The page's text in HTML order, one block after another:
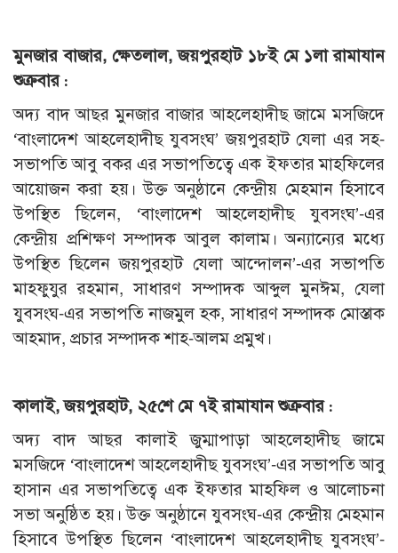
মুনজার বাজার, ক্ষেতলাল, জয়পুরহাট ১৮ই মে ১লা রামাযান
শুক্রবার :
অদ্য বাদ আছর মুনজার বাজার আহলেহাদীছ জামে মসজিদে
‘বাংলাদেশ আহলেহাদীছ যুবসংঘ’ জয়পুরহাট যেলা এর সহ-
সভাপতি আবু বকর এর সভাপতিত্বে এক ইফতার মাহফিলের
আয়োজন করা হয়। উক্ত অনুষ্ঠানে কেন্দ্রীয় মেহমান হিসাবে
উপস্থিত ছিলেন, ‘বাংলাদেশ আহলেহাদীছ যুবসংঘ’-এর
কেন্দ্রীয় প্রশিক্ষণ সম্পাদক আবুল কালাম। অন্যান্যের মধ্যে
উপস্থিত ছিলেন জয়পুরহাট যেলা আন্দোলন’-এর সভাপতি
মাহফুযুর রহমান, সাধারণ সম্পাদক আব্দুল মুনঈম, যেলা
যুবসংঘ-এর সভাপতি নাজমুল হক, সাধারণ সম্পাদক মোস্তাক
আহমাদ, প্রচার সম্পাদক শাহ-আলম প্রমুখ।
কালাই, জয়পুরহাট, ২৫শে মে ৭ই রামাযান শুক্রবার :
অদ্য বাদ আছর কালাই জুম্মাপাড়া আহলেহাদীছ জামে
মসজিদে ‘বাংলাদেশ আহলেহাদীছ যুবসংঘ’-এর সভাপতি আবু
হাসান এর সভাপতিত্বে এক ইফতার মাহফিল ও আলোচনা
সভা অনুষ্ঠিত হয়। উক্ত অনুষ্ঠানে যুবসংঘ-এর কেন্দ্রীয় মেহমান
হিসাবে উপস্থিত ছিলেন ‘বাংলাদেশ আহলেহাদীছ যুবসংঘ’-